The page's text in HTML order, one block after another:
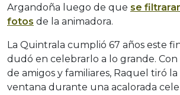
Argandoña luego de que se
fotos de la animadora.
La Quintrala cumplió 67 años este
dudó en celebrarlo a lo grande.
de amigos y familiares, Raquel tiró la
ventana durante una acalorada